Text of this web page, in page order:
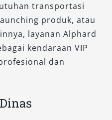
untuk kebutuhan
jemput, hingga
keluarga.
varian favorit
fitur
transportasi
produk, atau
layanan Alphard
kendaraan VIP
dan